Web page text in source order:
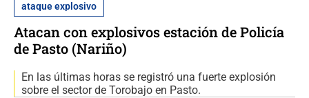
ataque explosivo
Atacan con explosivos estación de Policía
de Pasto (Nariño)
En las últimas horas se registró una fuerte explosión
sobre el sector de Torobajo en Pasto.